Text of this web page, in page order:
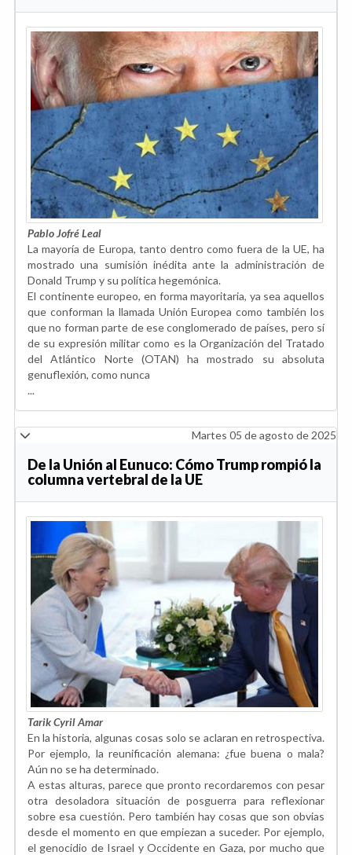
Pablo Jofré Leal
La mayoría de Europa, tanto dentro como fuera de la UE, ha
mostrado una sumisión inédita ante la administración de
Donald Trump y su política hegemónica.
El continente europeo, en forma mayoritaria, ya sea aquellos
que conforman la llamada Unión Europea como también los
que no forman parte de ese conglomerado de países, pero sí
de su expresión militar como es la Organización del Tratado
del Atlántico Norte (OTAN) ha mostrado su absoluta
genuflexión, como nunca
...
Martes 05 de agosto de 2025
De la Unión al Eunuco: Cómo Trump rompió la
columna vertebral de la UE
Tarik Cyril Amar
En la historia, algunas cosas solo se aclaran en retrospectiva.
Por ejemplo, la reunificación alemana: ¿fue buena o mala?
Aún no se ha determinado.
A estas alturas, parece que pronto recordaremos con pesar
otra desoladora situación de posguerra para reflexionar
sobre esa cuestión. Pero también hay cosas que son obvias
desde el momento en que empiezan a suceder. Por ejemplo,
el genocidio de Israel y Occidente en Gaza, por mucho que